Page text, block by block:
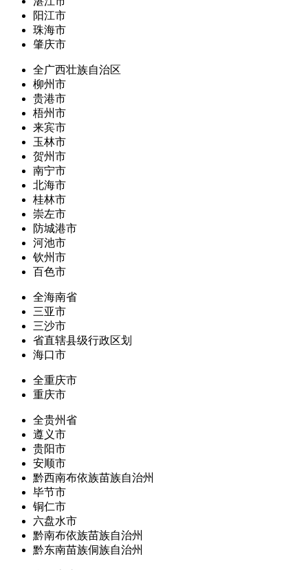
阳江市
珠海市
肇庆市
全广西壮族自治区
柳州市
贵港市
梧州市
来宾市
玉林市
贺州市
南宁市
北海市
桂林市
崇左市
防城港市
河池市
钦州市
百色市
全海南省
三亚市
三沙市
省直辖县级行政区划
海口市
全重庆市
重庆市
全贵州省
遵义市
贵阳市
安顺市
黔西南布依族苗族自治州
毕节市
铜仁市
六盘水市
黔南布依族苗族自治州
黔东南苗族侗族自治州